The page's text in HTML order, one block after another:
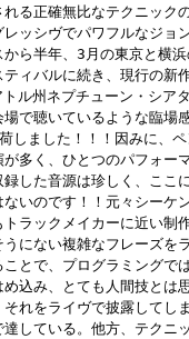
る正確無比なテクニック
レッシヴでパワフルなジョ
ら半年、3月の東京と横
ティバルに続き、現行の
ル州ネプチューン・シア
で聴いているような臨場
しました！！！因みに、
多く、ひとつのパフォー
した音源は珍しく、ここ
いのです！！元々シーケ
トラックメイカーに近い
にない複雑なフレーズを
とで、プログラミングで
込み、とても人間技とは
れをライヴで披露してし
達している。他方、テクニ